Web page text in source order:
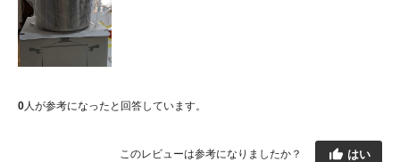
0人が参考になったと回答しています。
このレビューは参考になりましたか？ はい